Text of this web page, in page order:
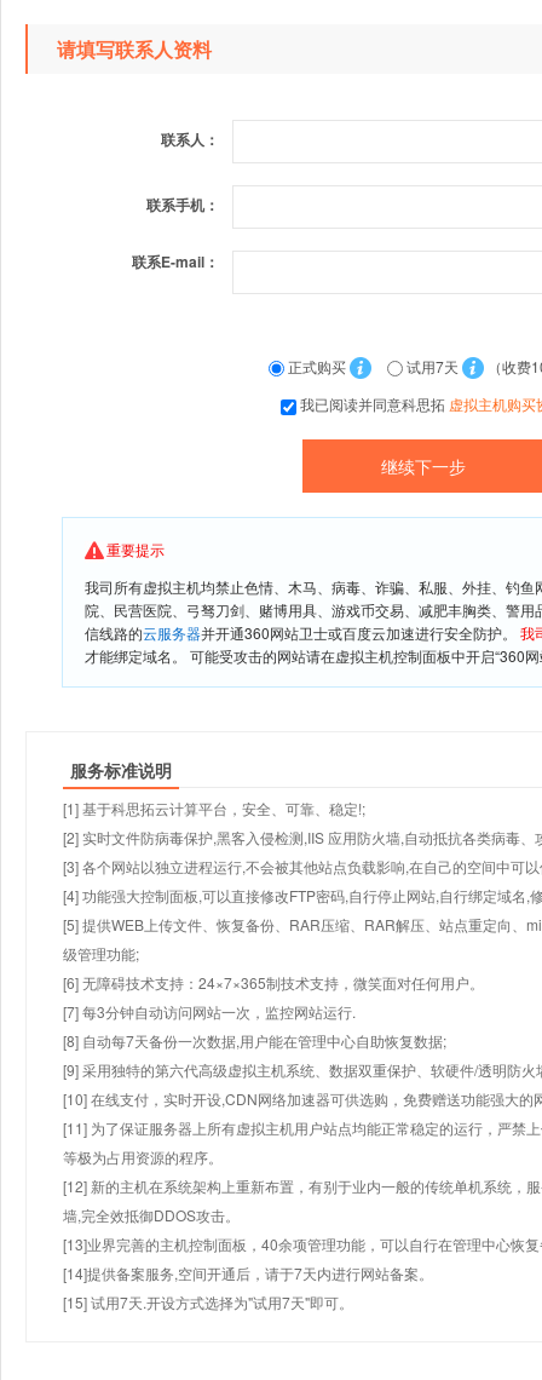
请填写联系人资料
联系人：
联系手机：
联系E-mail：
正式购买 试用7天
（收费
我已阅读并同意科思拓 虚拟主机购买
重要提示
我司所有虚拟主机均禁止色情、木马、病毒、诈骗、私服、外挂、钓
院、民营医院、弓驽刀剑、赌博用具、游戏币交易、减肥丰胸类、警
信线路的云服务器并开通360网站卫士或百度云加速进行安全防护。 我
才能绑定域名。 可能受攻击的网站请在虚拟主机控制面板中开启“360
服务标准说明
[1] 基于科思拓云计算平台，安全、可靠、稳定!;
[2] 实时文件防病毒保护,黑客入侵检测,IIS 应用防火墙,自动抵抗各类病毒、
[3] 各个网站以独立进程运行,不会被其他站点负载影响,在自己的空间中可
[4] 功能强大控制面板,可以直接修改FTP密码,自行停止网站,自行绑定域名,
[5] 提供WEB上传文件、恢复备份、RAR压缩、RAR解压、站点重定向、
级管理功能;
[6] 无障碍技术支持：24×7×365制技术支持，微笑面对任何用户。
[7] 每3分钟自动访问网站一次，监控网站运行.
[8] 自动每7天备份一次数据,用户能在管理中心自助恢复数据;
[9] 采用独特的第六代高级虚拟主机系统、数据双重保护、软硬件/透明防火
[10] 在线支付，实时开设,CDN网络加速器可供选购，免费赠送功能强大
[11] 为了保证服务器上所有虚拟主机用户站点均能正常稳定的运行，严禁
等极为占用资源的程序。
[12] 新的主机在系统架构上重新布置，有别于业内一般的传统单机系统，
墙,完全效抵御DDOS攻击。
[13]业界完善的主机控制面板，40余项管理功能，可以自行在管理中心恢
[14]提供备案服务,空间开通后，请于7天内进行网站备案。
[15] 试用7天.开设方式选择为"试用7天"即可。